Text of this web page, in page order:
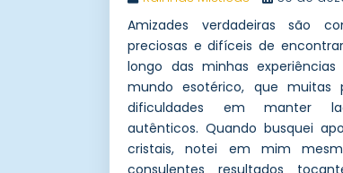
Amizades verdadeiras são
preciosas e difíceis de
longo das minhas
mundo esotérico, que muitas
dificuldades em manter
autênticos. Quando busquei
cristais, notei em mim